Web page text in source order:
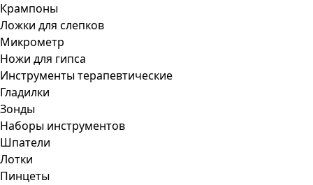
Крампоны
Ложки для слепков
Микрометр
Ножи для гипса
Инструменты терапевтические
Гладилки
Зонды
Наборы инструментов
Шпатели
Лотки
Пинцеты